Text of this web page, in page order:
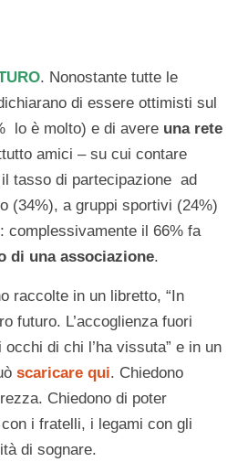
. Nonostante tutte le
di essere ottimisti sul
lo è molto) e di avere una rete
amici – su cui contare
tasso di partecipazione ad
(34%), a gruppi sportivi (24%)
complessivamente il 66% fa
di una associazione.
raccolte in un libretto, “In
futuro. L’accoglienza fuori
di chi l’ha vissuta” e in un
scaricare qui. Chiedono
Chiedono di poter
i fratelli, i legami con gli
di sognare.